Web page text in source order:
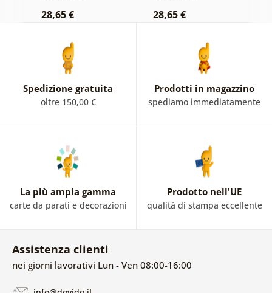
28,65 € 28,65 €
Spedizione gratuita
oltre 150,00 €
Prodotti in magazzino
spediamo immediatamente
La più ampia gamma
carte da parati e decorazioni
Prodotto nell'UE
qualità di stampa eccellente
Assistenza clienti
nei giorni lavorativi Lun - Ven 08:00-16:00